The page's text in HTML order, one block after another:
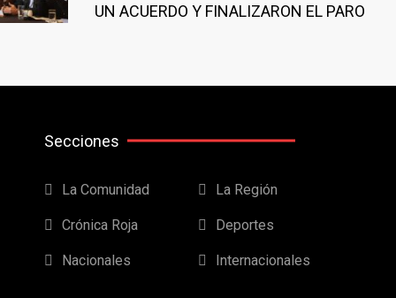
UN ACUERDO Y FINALIZARON EL PARO
Secciones
La Comunidad La Región
Crónica Roja Deportes
Nacionales Internacionales